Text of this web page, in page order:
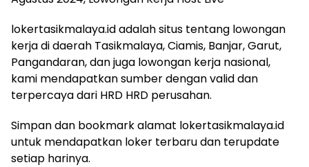
lokertasikmalaya.id adalah situs tentang lowongan
kerja di daerah Tasikmalaya, Ciamis, Banjar, Garut,
Pangandaran, dan juga lowongan kerja nasional,
kami mendapatkan sumber dengan valid dan
terpercaya dari HRD HRD perusahan.
Simpan dan bookmark alamat lokertasikmalaya.id
untuk mendapatkan loker terbaru dan terupdate
setiap harinya.